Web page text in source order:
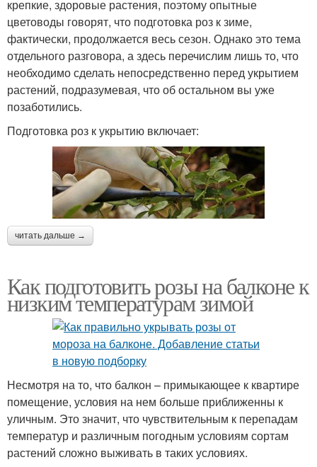
крепкие, здоровые растения, поэтому опытные
цветоводы говорят, что подготовка роз к зиме,
фактически, продолжается весь сезон. Однако это тема
отдельного разговора, а здесь перечислим лишь то, что
необходимо сделать непосредственно перед укрытием
растений, подразумевая, что об остальном вы уже
позаботились.
Подготовка роз к укрытию включает:
читать дальше →
Как подготовить розы на балконе к
низким температурам зимой
Несмотря на то, что балкон – примыкающее к квартире
помещение, условия на нем больше приближенны к
уличным. Это значит, что чувствительным к перепадам
температур и различным погодным условиям сортам
растений сложно выживать в таких условиях.